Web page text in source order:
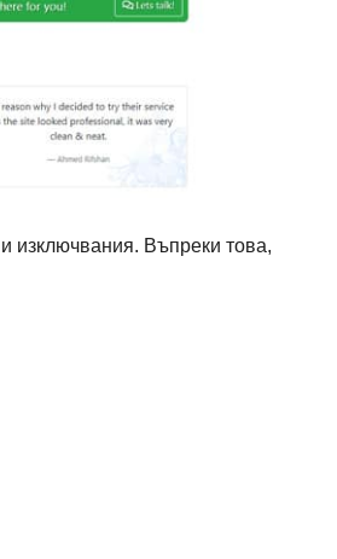
изключвания. Въпреки това,